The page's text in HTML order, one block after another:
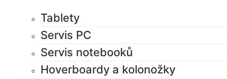
Tablety
Servis PC
Servis notebooků
Hoverboardy a kolonožky